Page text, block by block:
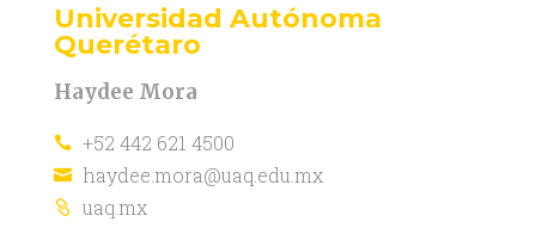
Universidad Autónoma
Querétaro
Haydee Mora
 +52 442 621 4500
 haydee.mora@uaq.edu.mx
 uaq.mx